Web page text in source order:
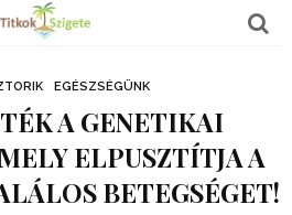
EGÉSZSÉGÜNK
A GENETIKAI
ELPUSZTÍTJA A
BETEGSÉGET!